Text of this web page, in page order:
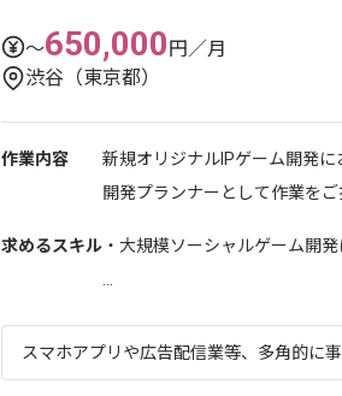
〜650,000円／月
渋谷（東京都）
作業内容
新規オリジナルIPゲーム開発に
開発プランナーとして作業をご
求めるスキル ・大規模ソーシャルゲーム開
スマホアプリや広告配信業等、多角的に